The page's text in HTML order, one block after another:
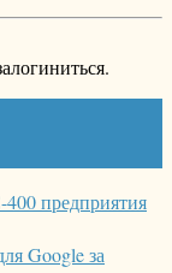
предприятия
Google за